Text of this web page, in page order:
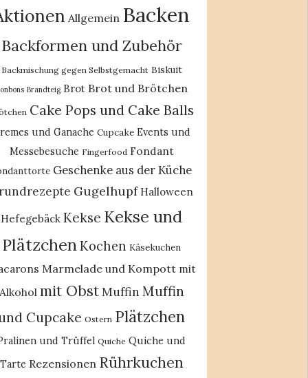
Allgemein Backen
Backformen und Zubehör
Backmischung gegen Selbstgemacht Biskuit
Brandteig Brot Brot und Brötchen
Cake Pops und Cake Balls
und Ganache Cupcake Events und
Messebesuche Fingerfood Fondant
Geschenke aus der Küche
Gugelhupf Halloween
Hefegebäck Kekse Kekse und
PlätzchenKochen Käsekuchen
Marmelade und Kompott mit
mit Obst Muffin Muffin
Cupcake Ostern Plätzchen
und Trüffel Quiche Quiche und
Tarte Rezensionen Rührkuchen